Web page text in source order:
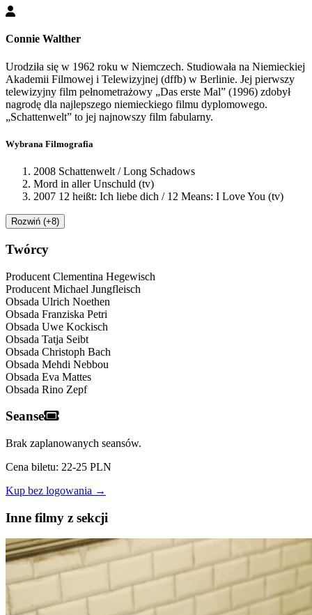
Connie Walther
Urodziła się w 1962 roku w Niemczech. Studiowała na Niemieckiej
Akademii Filmowej i Telewizyjnej (dffb) w Berlinie. Jej pierwszy
telewizyjny film pełnometrażowy „Das erste Mal” (1996) zdobył
nagrodę dla najlepszego niemieckiego filmu dyplomowego.
„Schattenwelt” to jej najnowszy film fabularny.
Wybrana Filmografia
2008 Schattenwelt / Long Schadows
Mord in aller Unschuld (tv)
2007 12 heißt: Ich liebe dich / 12 Means: I Love You (tv)
Rozwiń (+8)
Twórcy
Producent Clementina Hegewisch
Producent Michael Jungfleisch
Obsada Ulrich Noethen
Obsada Franziska Petri
Obsada Uwe Kockisch
Obsada Tatja Seibt
Obsada Christoph Bach
Obsada Mehdi Nebbou
Obsada Eva Mattes
Obsada Rino Zepf
Seanse
Brak zaplanowanych seansów.
Cena biletu: 22-25 PLN
Kup bez logowania →
Inne filmy z sekcji